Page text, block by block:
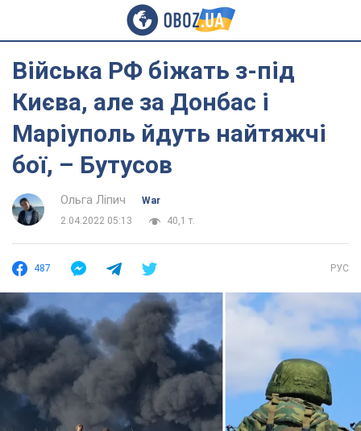
Війська РФ біжать з-під
Києва, але за Донбас і
Маріуполь йдуть найтяжчі
бої, – Бутусов
Ольга Ліпич
War
2.04.2022 05:13
40,1 т.
487 РУС